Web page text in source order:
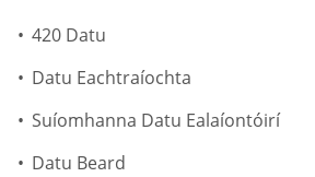
420 Datu
Datu Eachtraíochta
Suíomhanna Datu Ealaíontóirí
Datu Beard